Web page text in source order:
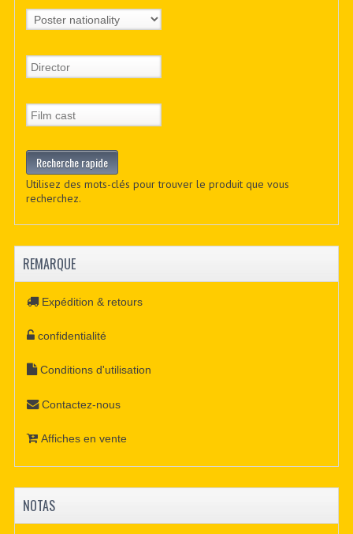
Utilisez des mots-clés pour trouver le produit que vous
recherchez.
REMARQUE
Expédition & retours
confidentialité
Conditions d'utilisation
Contactez-nous
Affiches en vente
NOTAS